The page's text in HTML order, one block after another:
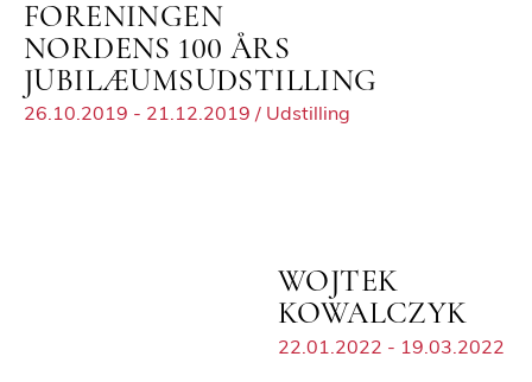
FORENINGEN
NORDENS 100 ÅRS
JUBILÆUMSUDSTILLING
26.10.2019 - 21.12.2019 / Udstilling
WOJTEK
KOWALCZYK
22.01.2022 - 19.03.2022